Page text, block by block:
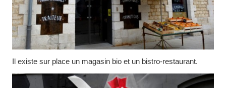
Il existe sur place un magasin bio et un bistro-restaurant.